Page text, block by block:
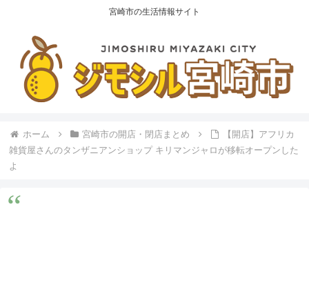
宮崎市の生活情報サイト
ホーム 宮崎市の開店・閉店まとめ
【開店】アフリカ
雑貨屋さんのタンザニアンショップ キリマンジャロが移転オープンした
よ